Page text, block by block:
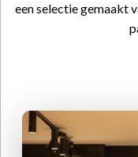
een selectie gemaakt